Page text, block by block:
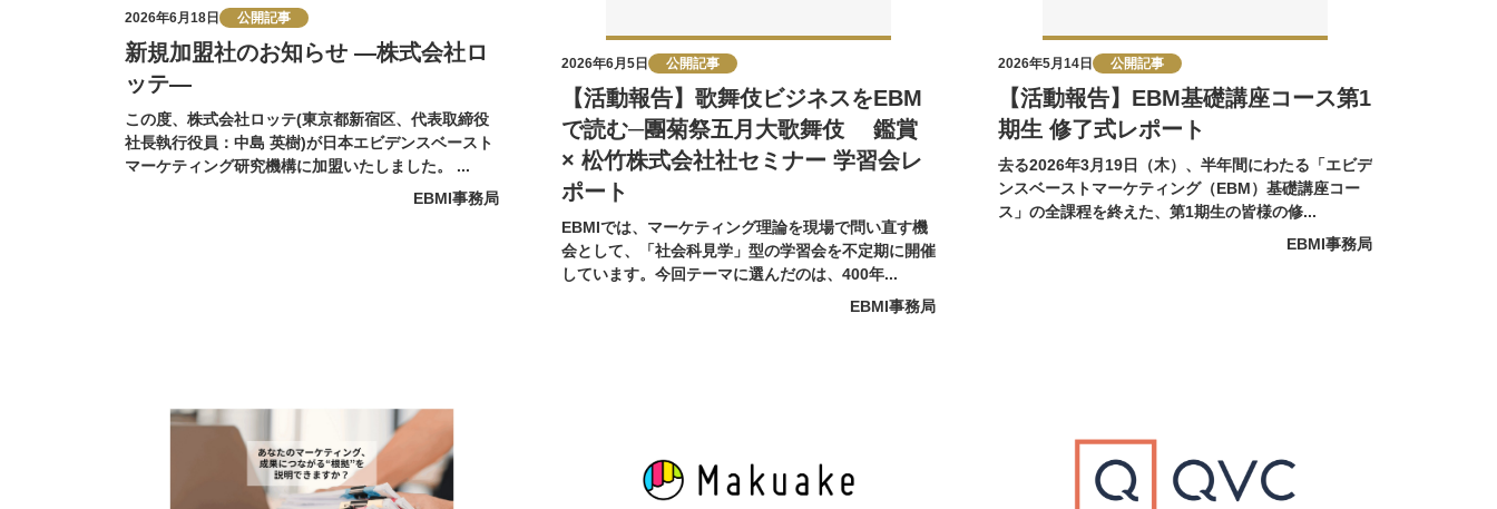
2026年6月18日 公開記事
新規加盟社のお知らせ ―株式会社ロ
ッテ―
この度、株式会社ロッテ(東京都新宿区、代表取締役
社長執行役員：中島 英樹)が日本エビデンスベースト
マーケティング研究機構に加盟いたしました。 ...
EBMI事務局
2026年6月5日 公開記事
【活動報告】歌舞伎ビジネスをEBM
で読む─團菊祭五月大歌舞伎 鑑賞
× 松竹株式会社社セミナー 学習会レ
ポート
EBMIでは、マーケティング理論を現場で問い直す機
会として、「社会科見学」型の学習会を不定期に開催
しています。今回テーマに選んだのは、400年...
EBMI事務局
2026年5月14日 公開記事
【活動報告】EBM基礎講座コース第1
期生 修了式レポート
去る2026年3月19日（木）、半年間にわたる「エビデ
ンスベーストマーケティング（EBM）基礎講座コー
ス」の全課程を終えた、第1期生の皆様の修...
EBMI事務局